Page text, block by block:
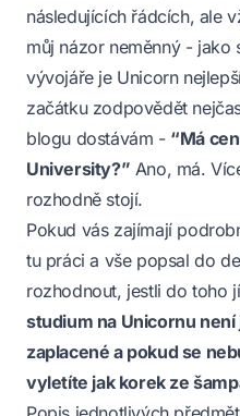
následujících řádcích, ale
můj názor neměnný -
vývojáře je Unicorn
začátku zodpovědět
blogu dostávám - “Má
University?” Ano, má.
rozhodně stojí.
Pokud vás zajímají
tu práci a vše popsal do
rozhodnout, jestli do toho
studium na Unicornu
zaplacené a pokud se
vyletíte jak korek ze